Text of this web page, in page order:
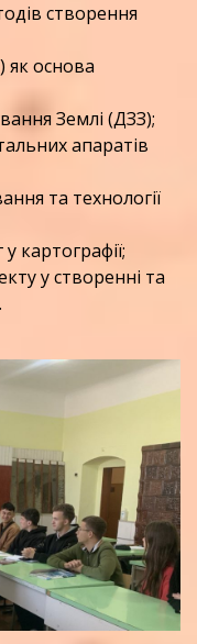
створення
як основа
Землі (ДЗЗ);
апаратів
та технології
картографії;
у створенні та